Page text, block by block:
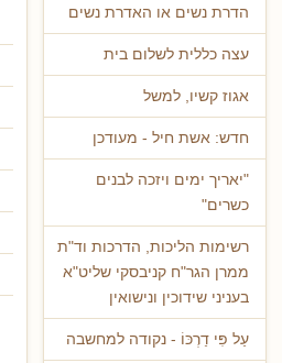
הדרת נשים או האדרת נשים
עצה כללית לשלום בית
אגוז קשיו, למשל
חדש: אשת חיל - מעודכן
"יאריך ימים ויזכה לבנים
כשרים"
רשימות הליכות, הדרכות וד"ת
ממרן הגר"ח קניבסקי שליט"א
בעניני שידוכין ונישואין
עַל פִּי דַרְכּוֹ - נקודה למחשבה